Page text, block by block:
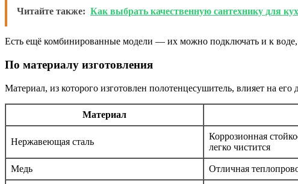
Читайте также: Как выбрать качественную сантехнику для
Есть ещё комбинированные модели — их можно подключать и к воде,
По материалу изготовления
Материал, из которого изготовлен полотенцесушитель, влияет на
Материал
Нержавеющая сталь
Коррозионная
легко чистится
Медь Отличная